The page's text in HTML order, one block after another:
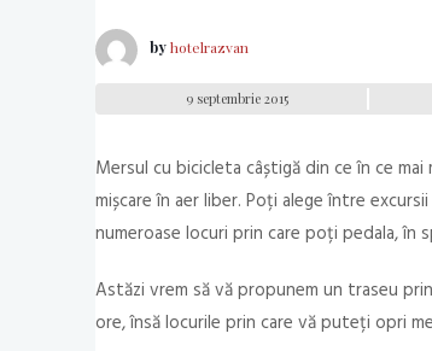
byhotelrazvan
9 septembrie 2015
Mersul cu bicicleta câștigă din ce în ce
mișcare în aer liber. Poți alege între
numeroase locuri prin care poți pedala, în
Astăzi vrem să vă propunem un traseu
ore, însă locurile prin care vă puteți opri